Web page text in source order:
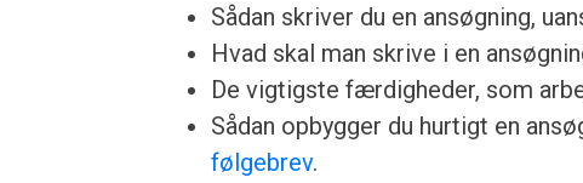
Sådan skriver du en ansøgning,
Hvad skal man skrive i en
De vigtigste færdigheder, som
Sådan opbygger du hurtigt en
følgebrev.